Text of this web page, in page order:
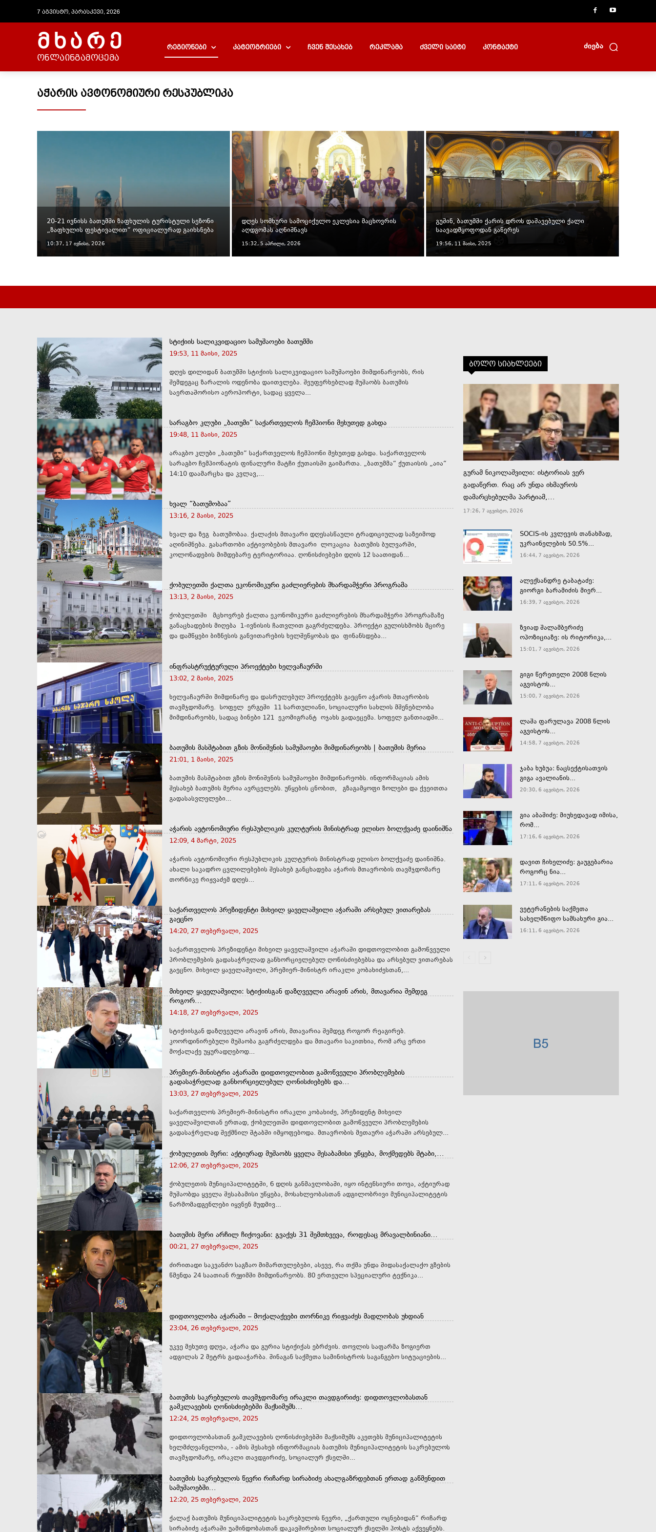
7 აგვისტო, პარასკევი, 2026
მხარე
ონლაინგამოცემა
რეგიონები კატეოგრიები ჩვენ შესახებ რეკლამა ძველი საიტი კონტაქტი ძიება
ᲐᲭᲐᲠᲘᲡ ᲐᲕᲢᲝᲜᲝᲛᲘᲣᲠᲘ ᲠᲔᲡᲞᲣᲑᲚᲘᲙᲐ
20-21 ივნისს ბათუმში ზაფხულის ტურისტული სეზონი
„ზაფხულის ფესტივალით“ ოფიციალურად გაიხსნება
10:37, 17 ივნისი, 2026
დღეს სომხური სამოციქულო ეკლესია მაცხოვრის
აღდგომას აღნიშნავს
15:32, 5 აპრილი, 2026
გუშინ, ბათუმში ქარის დროს დაშავებული ქალი
საავადმყოფოდან გაწერეს
19:56, 11 მაისი, 2025
სტიქიის სალიკვიდაციო სამუშაოები ბათუმში
19:53, 11 მაისი, 2025
დღეს დილიდან ბათუმში სტიქიის სალიკვიდაციო სამუშაოები მიმდინარეობს, რის
შემდეგაც ზარალის ოდენობა დაითვლება. შეუფერხებლად მუშაობს ბათუმის
საერთაშორისო აეროპორტი, სადაც ყველა...
სარაგბო კლუბი „ბათუმი“ საქართველოს ჩემპიონი მეხუთედ გახდა
19:48, 11 მაისი, 2025
არაგბო კლუბი „ბათუმი“ საქართველოს ჩემპიონი მეხუთედ გახდა. საქართველოს
სარაგბო ჩემპიონატის ფინალური მატჩი ქუთაისში გაიმართა. „ბათუმმა“ ქუთაისის „აია“
14:10 დაამარცხა და კვლავ,...
ხვალ “ბათუმობაა”
13:16, 2 მაისი, 2025
ხვალ და ზეგ ბათუმობაა. ქალაქის მთავარი დღესასწაული ტრადიციულად საზეიმოდ
აღინიშნება. გასართობი აქტივობების მთავარი ლოკაცია ბათუმის ბულვარში,
კოლონადების მიმდებარე ტერიტორიაა. ღონისძიებები დღის 12 საათიდან...
ქობულეთში ქალთა ეკონომიკური გაძლიერების მხარდამჭერი პროგრამა
13:13, 2 მაისი, 2025
ქობულეთში მცხოვრებ ქალთა ეკონომიკური გაძლიერების მხარდამჭერი პროგრამაზე
განაცხადების მიღება 1-ივნისის ჩათვლით გაგრძელდება. პროექტი გულისხმობს მცირე
და დამწყები ბიზნესის განვითარების ხელშეწყობას და ფინანსდება...
ინფრასტრუქტურული პროექტები ხელვაჩაურში
13:02, 2 მაისი, 2025
ხელვაჩაურში მიმდინარე და დასრულებულ პროექტებს გაეცნო აჭარის მთავრობის
თავმჯდომარე. სოფელ ერგეში 11 სართულიანი, სოციალური სახლის მშენებლობა
მიმდინარეობს, სადაც ბინები 121 ეკომიგრანტ ოჯახს გადაეცემა. სოფელ განთიადში...
ბათუმის მასშტაბით გზის მონიშვნის სამუშაოები მიმდინარეობს | ბათუმის მერია
21:01, 1 მაისი, 2025
ბათუმის მასშტაბით გზის მონიშვნის სამუშაოები მიმდინარეობს. ინფორმაციას ამის
შესახებ ბათუმის მერია ავრცელებს. უწყების ცნობით, გზაგამყოფი ზოლები და ქვეითთა
გადასასვლელები...
აჭარის ავტონომიური რესპუბლიკის კულტურის მინისტრად ელისო ბოლქვაძე დაინიშნა
12:09, 4 მარტი, 2025
აჭარის ავტონომიური რესპუბლიკის კულტურის მინისტრად ელისო ბოლქვაძე დაინიშნა.
ახალი საკადრო ცვლილებების შესახებ განცხადება აჭარის მთავრობის თავმჯდომარე
თორნიკე რიჟვაძემ დღეს...
საქართველოს პრეზიდენტი მიხეილ ყაველაშვილი აჭარაში არსებულ ვითარებას
გაეცნო
14:20, 27 თებერვალი, 2025
საქართველოს პრეზიდენტი მიხეილ ყაველაშვილი აჭარაში დიდთოვლობით გამოწვეული
პრობლემების გადასაჭრელად განხორციელებულ ღონისძიებებსა და არსებულ ვითარებას
გაეცნო. მიხეილ ყაველაშვილი, პრემიერ-მინისტრ ირაკლი კობახიძესთან,...
მიხეილ ყაველაშვილი: სტიქიისგან დაზღვეული არავინ არის, მთავარია შემდეგ
როგორ...
14:18, 27 თებერვალი, 2025
სტიქიისგან დაზღვეული არავინ არის, მთავარია შემდეგ როგორ რეაგირებ.
კოორდინირებული მუშაობა გაგრძელდება და მთავარი საკითხია, რომ არც ერთი
მოქალაქე უყურადღებოდ...
პრემიერ-მინისტრი აჭარაში დიდთოვლობით გამოწვეული პრობლემების
გადასაჭრელად განხორციელებულ ღონისძიებებს და...
13:03, 27 თებერვალი, 2025
საქართველოს პრემიერ-მინისტრი ირაკლი კობახიძე, პრეზიდენტ მიხეილ
ყაველაშვილთან ერთად, ქობულეთში დიდთოვლობით გამოწვეული პრობლემების
გადასაჭრელად შექმნილ შტაბში იმყოფებოდა. მთავრობის მეთაური აჭარაში არსებულ...
ქობულეთის მერი: აქტიურად მუშაობს ყველა შესაბამისი უწყება, მოქმედებს შტაბი,...
12:06, 27 თებერვალი, 2025
ქობულეთის მუნიციპალიტეტში, 6 დღის განმავლობაში, იყო ინტენსიური თოვა, აქტიურად
მუშაობდა ყველა შესაბამისი უწყება, მოსახლეობასთან ადგილობრივი მუნიციპალიტეტის
წარმომადგენლები იყვნენ მუდმივ...
ბათუმის მერი არჩილ ჩიქოვანი: გვაქვს 31 შემთხვევა, როდესაც მრავალბინიანი...
00:21, 27 თებერვალი, 2025
ძირითადი საკვანძო საგზაო მიმართულებები, ასევე, რა თქმა უნდა შიდასაქალაქო გზების
წმენდა 24 საათიან რეჟიმში მიმდინარეობს. 80 ერთეული სპეციალური ტექნიკა...
დიდთოვლობა აჭარაში – მოქალაქეები თორნიკე რიჟვაძეს მადლობას უხდიან
23:04, 26 თებერვალი, 2025
უკვე მეხუთე დღეა, აჭარა და გურია სტიქიქას ებრძვის. თოვლის საფარმა ზოგიერთ
ადგილას 2 მეტრს გადააჭარბა. შინაგან საქმეთა სამინისტროს საგანგებო სიტუაციების...
ბათუმის საკრებულოს თავმჯდომარე ირაკლი თავდგირიძე: დიდთოვლობასთან
გამკლავების ღონისძიებებში მაქსიმუმს...
12:24, 25 თებერვალი, 2025
დიდთოვლობასთან გამკლავების ღონისძიებებში მაქსიმუმს აკეთებს მუნიციპალიტეტის
ხელმძღვანელობა, - ამის შესახებ ინფორმაციას ბათუმის მუნიციპალიტეტის საკრებულოს
თავმჯდომარე, ირაკლი თავდგირიძე, სოციალურ ქსელში...
ბათუმის საკრებულოს წევრი რიჩარდ სირაბიძე ახალგაზრდებთან ერთად გაწმენდით
სამუშაოებში...
12:20, 25 თებერვალი, 2025
ქალაქ ბათუმის მუნიციპალიტეტის საკრებულოს წევრი, „ქართული ოცნებიდან“ რიჩარდ
სირაბიძე აჭარაში უამინდობასთან დაკავშირებით სოციალურ ქსელში პოსტს აქვეყნებს.
ბოლო სიახლეები
გურამ ნიკოლაშვილი: ისტორიას ვერ
გადაწერთ. რაც არ უნდა იხმაუროს
დამარცხებულმა პარტიამ,...
17:26, 7 აგვისტო, 2026
SOCIS-ის კვლევის თანახმად,
უკრაინელების 50.5%...
16:44, 7 აგვისტო, 2026
ალექსანდრე ტაბატაძე:
გიორგი ბარამიძის მიერ...
16:39, 7 აგვისტო, 2026
ზვიად შალამბერიძე
ოპოზიციაზე: ის რიტორიკა,...
15:01, 7 აგვისტო, 2026
გიგი წერეთელი 2008 წლის
აგვისტოს...
15:00, 7 აგვისტო, 2026
ლაშა ფარულავა 2008 წლის
აგვისტოს...
14:58, 7 აგვისტო, 2026
ჯაბა ხუბუა: ნაცსექტისათვის
გიგა ავალიანის...
20:30, 6 აგვისტო, 2026
გია აბაშიძე: მიუხედავად იმისა,
რომ...
17:16, 6 აგვისტო, 2026
დავით ჩიხელიძე: გაუგებარია
როგორც ნია...
17:11, 6 აგვისტო, 2026
ვეტერანების საქმეთა
სახელმწიფო სამსახური გია...
16:11, 6 აგვისტო, 2026